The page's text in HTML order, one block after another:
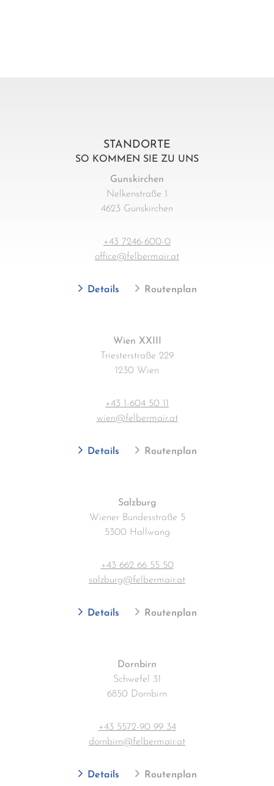
STANDORTE
SO KOMMEN SIE ZU UNS
Gunskirchen
Nelkenstraße 1
4623 Gunskirchen
+43 7246-600-0
office@felbermair.at
Details Routenplan
Wien XXIII
Triesterstraße 229
1230 Wien
+43 1-604 50 11
wien@felbermair.at
Details Routenplan
Salzburg
Wiener Bundesstraße 5
5300 Hallwang
+43 662 66 55 50
salzburg@felbermair.at
Details Routenplan
Dornbirn
Schwefel 31
6850 Dornbirn
+43 5572-90 99 34
dornbirn@felbermair.at
Details Routenplan